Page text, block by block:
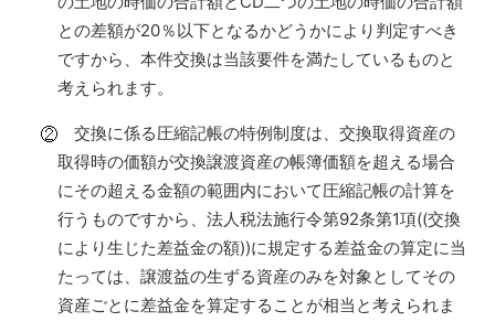
との差額が20％以下となるかどうかにより判定すべき
ですから、本件交換は当該要件を満たしているものと
考えられます。
交換に係る圧縮記帳の特例制度は、交換取得資産の
取得時の価額が交換譲渡資産の帳簿価額を超える場合
にその超える金額の範囲内において圧縮記帳の計算を
行うものですから、法人税法施行令第92条第1項((交換
により生じた差益金の額))に規定する差益金の算定に当
たっては、譲渡益の生ずる資産のみを対象としてその
資産ごとに差益金を算定することが相当と考えられま